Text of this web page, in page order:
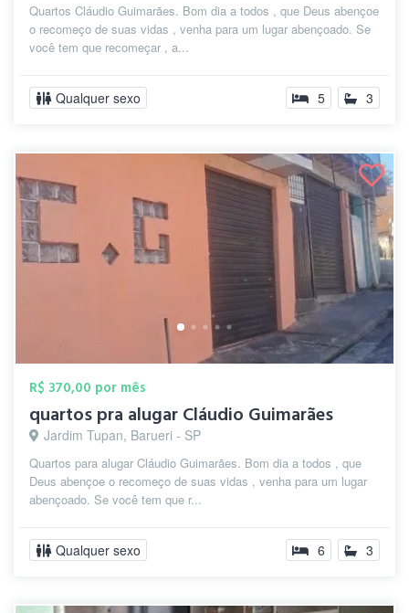
Quartos Cláudio Guimarães. Bom dia a todos , que Deus abençoe
o recomeço de suas vidas , venha para um lugar abençoado. Se
você tem que recomeçar , a...
Qualquer sexo 5 3
R$ 370,00 por mês
quartos pra alugar Cláudio Guimarães
Jardim Tupan, Barueri - SP
Quartos para alugar Cláudio Guimarães. Bom dia a todos , que
Deus abençoe o recomeço de suas vidas , venha para um lugar
abençoado. Se você tem que r...
Qualquer sexo 6 3